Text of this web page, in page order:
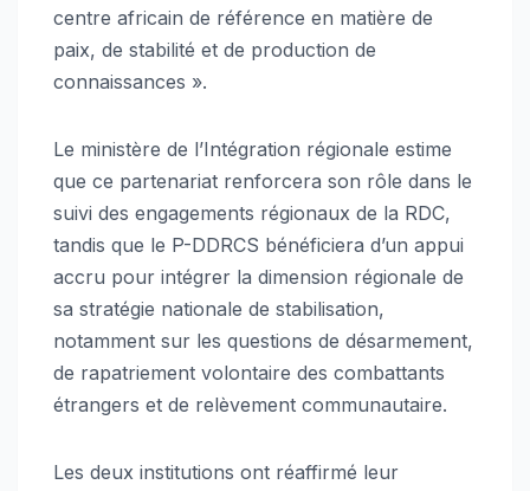
centre africain de référence en matière de
paix, de stabilité et de production de
connaissances ».
Le ministère de l’Intégration régionale estime
que ce partenariat renforcera son rôle dans le
suivi des engagements régionaux de la RDC,
tandis que le P-DDRCS bénéficiera d’un appui
accru pour intégrer la dimension régionale de
sa stratégie nationale de stabilisation,
notamment sur les questions de désarmement,
de rapatriement volontaire des combattants
étrangers et de relèvement communautaire.
Les deux institutions ont réaffirmé leur